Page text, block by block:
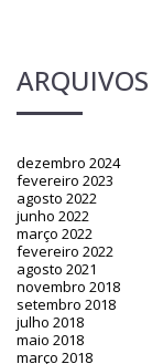
ARQUIVOS
dezembro 2024
fevereiro 2023
agosto 2022
junho 2022
março 2022
fevereiro 2022
agosto 2021
novembro 2018
setembro 2018
julho 2018
maio 2018
março 2018